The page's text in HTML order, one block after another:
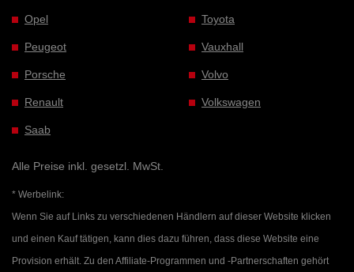
Opel
Peugeot
Porsche
Renault
Saab
Toyota
Vauxhall
Volvo
Volkswagen
Alle Preise inkl. gesetzl. MwSt.
* Werbelink:
Wenn Sie auf Links zu verschiedenen Händlern auf dieser Website klicken
und einen Kauf tätigen, kann dies dazu führen, dass diese Website eine
Provision erhält. Zu den Affiliate-Programmen und -Partnerschaften gehört